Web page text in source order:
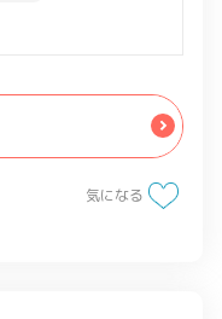
気になる